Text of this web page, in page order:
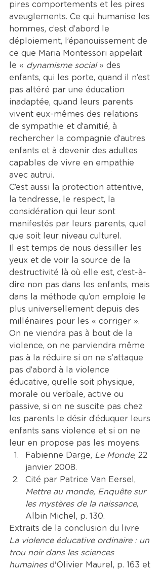
pires comportements et les pires
aveuglements. Ce qui humanise les
hommes, c’est d’abord le
déploiement, l’épanouissement de
ce que Maria Montessori appelait
le « dynamisme social » des
enfants, qui les porte, quand il n’est
pas altéré par une éducation
inadaptée, quand leurs parents
vivent eux-mêmes des relations
de sympathie et d’amitié, à
rechercher la compagnie d’autres
enfants et à devenir des adultes
capables de vivre en empathie
avec autrui.
C’est aussi la protection attentive,
la tendresse, le respect, la
considération qui leur sont
manifestés par leurs parents, quel
que soit leur niveau culturel.
Il est temps de nous dessiller les
yeux et de voir la source de la
destructivité là où elle est, c’est-à-
dire non pas dans les enfants, mais
dans la méthode qu’on emploie le
plus universellement depuis des
millénaires pour les « corriger ».
On ne viendra pas à bout de la
violence, on ne parviendra même
pas à la réduire si on ne s’attaque
pas d’abord à la violence
éducative, qu’elle soit physique,
morale ou verbale, active ou
passive, si on ne suscite pas chez
les parents le désir d’éduquer leurs
enfants sans violence et si on ne
leur en propose pas les moyens.
Fabienne Darge, Le Monde, 22
janvier 2008.
Cité par Patrice Van Eersel,
Mettre au monde, Enquête sur
les mystères de la naissance,
Albin Michel, p. 130.
Extraits de la conclusion du livre
La violence éducative ordinaire : un
trou noir dans les sciences
humaines d'Olivier Maurel, p. 163 et